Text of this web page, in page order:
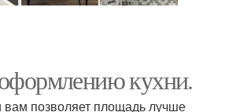
кухни.
вам позволяет площадь лучше